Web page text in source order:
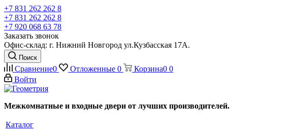
+7 831 262 262 8
+7 831 262 262 8
+7 920 068 63 78
Заказать звонок
Офис-склад: г. Нижний Новгород ул.Кузбасская 17А.
Поиск
Сравнение0 Отложенные 0 Корзина0 0
Войти
Межкомнатные и входные двери от лучших производителей.
Каталог